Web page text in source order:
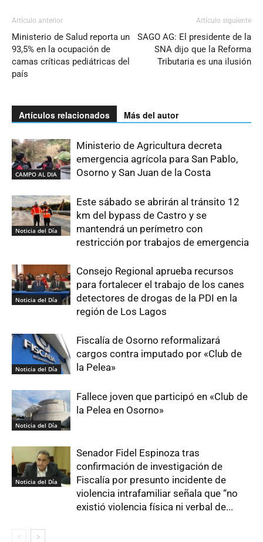
Artículo anterior
Ministerio de Salud reporta un
93,5% en la ocupación de
camas críticas pediátricas del
país
Artículo siguiente
SAGO AG: El presidente de la
SNA dijo que la Reforma
Tributaria es una ilusión
Artículos relacionados Más del autor
CAMPO AL DIA
Ministerio de Agricultura decreta
emergencia agrícola para San Pablo,
Osorno y San Juan de la Costa
Noticia del Día
Este sábado se abrirán al tránsito 12
km del bypass de Castro y se
mantendrá un perímetro con
restricción por trabajos de emergencia
Noticia del Día
Consejo Regional aprueba recursos
para fortalecer el trabajo de los canes
detectores de drogas de la PDI en la
región de Los Lagos
Noticia del Día
Fiscalía de Osorno reformalizará
cargos contra imputado por «Club de
la Pelea»
Noticia del Día
Fallece joven que participó en «Club de
la Pelea en Osorno»
Noticia del Día
Senador Fidel Espinoza tras
confirmación de investigación de
Fiscalía por presunto incidente de
violencia intrafamiliar señala que “no
existió violencia física ni verbal de...